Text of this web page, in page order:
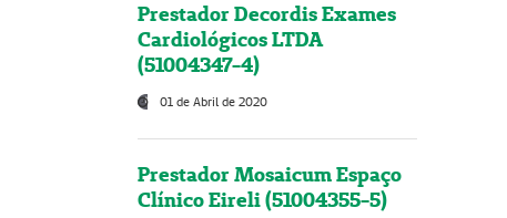
Prestador Decordis Exames
Cardiológicos LTDA
(51004347-4)
01 de Abril de 2020
Prestador Mosaicum Espaço
Clínico Eireli (51004355-5)